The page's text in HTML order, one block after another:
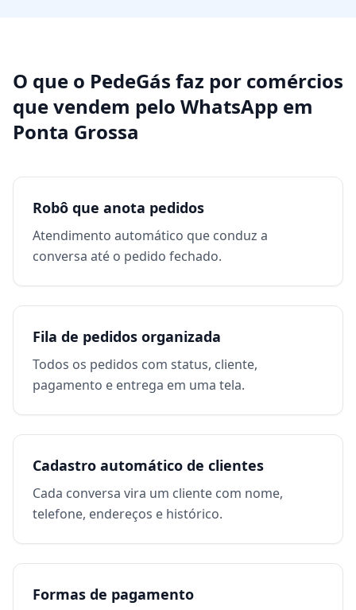
O que o PedeGás faz por comércios
que vendem pelo WhatsApp em
Ponta Grossa
Robô que anota pedidos
Atendimento automático que conduz a
conversa até o pedido fechado.
Fila de pedidos organizada
Todos os pedidos com status, cliente,
pagamento e entrega em uma tela.
Cadastro automático de clientes
Cada conversa vira um cliente com nome,
telefone, endereços e histórico.
Formas de pagamento